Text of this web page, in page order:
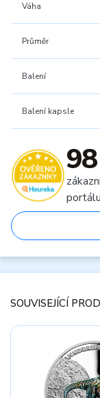
Váha
Průměr
Balení
Balení kapsle
SOUVISEJÍCÍ